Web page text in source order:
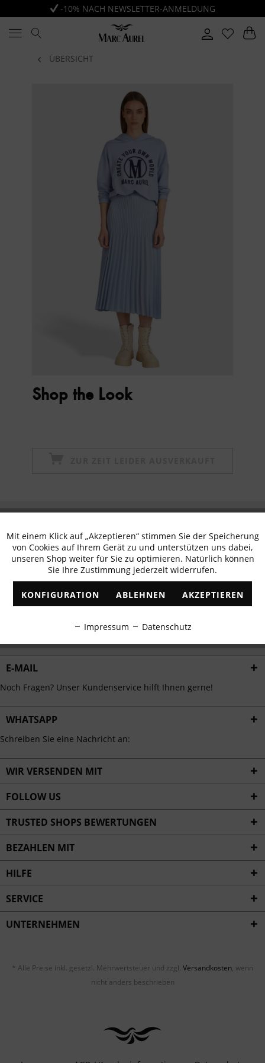
-10% NACH NEWSLETTER-ANMELDUNG
ÜBERSICHT
Shop the Look
erhalten
✓ Exklusive Angebote ✓ Die aktuellsten Trends
E-MAIL
Noch Fragen? Unser Kundenservice hilft Ihnen gerne!
WHATSAPP
Schreiben Sie eine Nachricht an:
WIR VERSENDEN MIT
FOLLOW US
TRUSTED SHOPS BEWERTUNGEN
BEZAHLEN MIT
HILFE
SERVICE
UNTERNEHMEN
* Alle Preise inkl. gesetzl. Mehrwertsteuer und zzgl. Versandkosten, wenn
nicht anders beschrieben
Funktionale Aktiv
Marketing Inaktiv
Tracking Inaktiv
Personalisierung Inaktiv
Service
Mit einem Klick auf „Akzeptieren“ stimmen Sie der Speicherung
von Cookies auf Ihrem Gerät zu und unterstützen uns dabei,
unseren Shop weiter für Sie zu optimieren. Natürlich können
Sie Ihre Zustimmung jederzeit widerrufen.
KONFIGURATION ABLEHNEN AKZEPTIEREN
Impressum Datenschutz